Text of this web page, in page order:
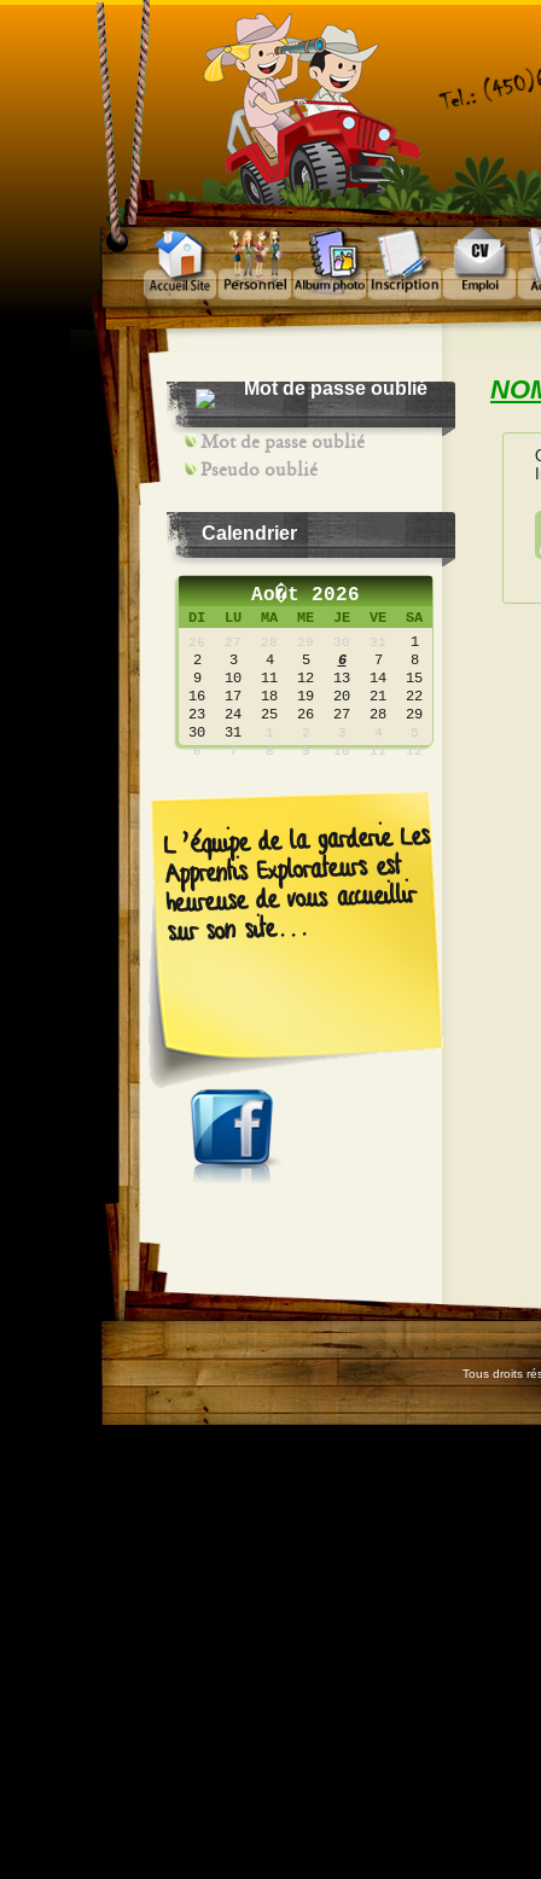
Mot de passe oublié
Mot de passe oublié
Pseudo oublié
Calendrier
Ao�t 2026
DI LU MA ME JE VE SA
26 27 28 29 30 31
1
2
3 4 5 6 7
8
9
10 11 12 13 14
15
16
17 18 19 20 21
22
23
24 25 26 27 28
29
30
31 1 2 3 4
5
6
7 8 9 10 11 12
L’équipe de la garderie Les
Apprentis Explorateurs est
heureuse de vous accueillir
sur son site...
Tous droits